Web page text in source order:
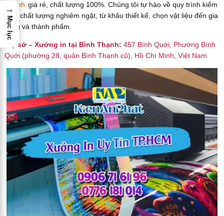
Thạnh giá rẻ, chất lượng 100%. Chúng tôi tự hào về quy trình kiểm
soát chất lượng nghiêm ngặt, từ khâu thiết kế, chọn vật liệu đến gia
công và thành phẩm.
Trụ sở – Xưởng in tại Bình Thạnh: 457 Bình Quới, Phường Bình
Quới (phường 28, quận Bình Thạnh cũ), Hồ Chí Minh, Việt Nam
→
Mục lục